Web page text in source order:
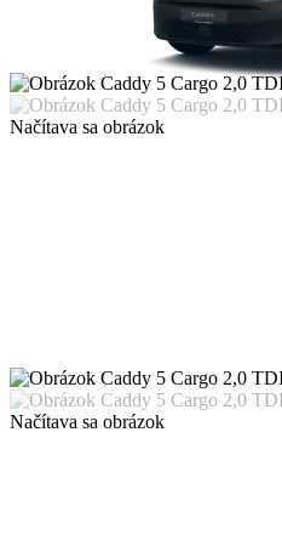
Načítava sa obrázok
Načítava sa obrázok